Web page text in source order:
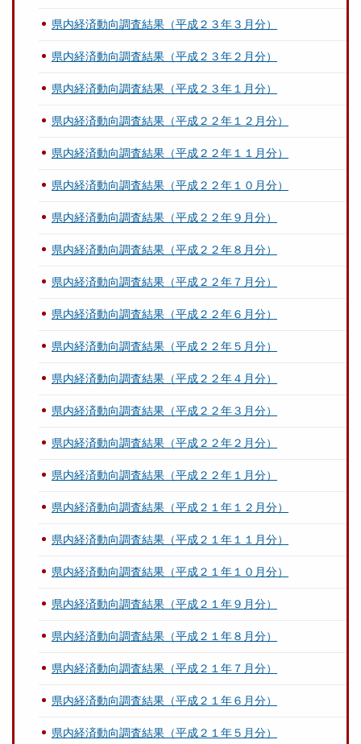
県内経済動向調査結果（平成２３年３月分）
県内経済動向調査結果（平成２３年２月分）
県内経済動向調査結果（平成２３年１月分）
県内経済動向調査結果（平成２２年１２月分）
県内経済動向調査結果（平成２２年１１月分）
県内経済動向調査結果（平成２２年１０月分）
県内経済動向調査結果（平成２２年９月分）
県内経済動向調査結果（平成２２年８月分）
県内経済動向調査結果（平成２２年７月分）
県内経済動向調査結果（平成２２年６月分）
県内経済動向調査結果（平成２２年５月分）
県内経済動向調査結果（平成２２年４月分）
県内経済動向調査結果（平成２２年３月分）
県内経済動向調査結果（平成２２年２月分）
県内経済動向調査結果（平成２２年１月分）
県内経済動向調査結果（平成２１年１２月分）
県内経済動向調査結果（平成２１年１１月分）
県内経済動向調査結果（平成２１年１０月分）
県内経済動向調査結果（平成２１年９月分）
県内経済動向調査結果（平成２１年８月分）
県内経済動向調査結果（平成２１年７月分）
県内経済動向調査結果（平成２１年６月分）
県内経済動向調査結果（平成２１年５月分）